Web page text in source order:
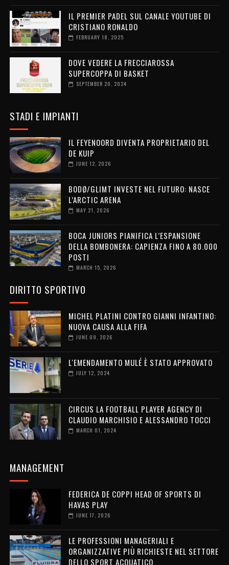
IL PREMIER PADEL SUL CANALE YOUTUBE DI
CRISTIANO RONALDO
FEBRUARY 18, 2025
DOVE VEDERE LA FRECCIAROSSA
SUPERCOPPA DI BASKET
SEPTEMBER 20, 2024
STADI E IMPIANTI
IL FEYENOORD DIVENTA PROPRIETARIO DEL
DE KUIP
JUNE 12, 2026
BODØ/GLIMT INVESTE NEL FUTURO: NASCE
L’ARCTIC ARENA
MAY 21, 2026
BOCA JUNIORS PIANIFICA L’ESPANSIONE
DELLA BOMBONERA: CAPIENZA FINO A 80.000
POSTI
MARCH 15, 2026
DIRITTO SPORTIVO
MICHEL PLATINI CONTRO GIANNI INFANTINO:
NUOVA CAUSA ALLA FIFA
JUNE 09, 2026
L'EMENDAMENTO MULÉ È STATO APPROVATO
JULY 12, 2024
CIRCUS LA FOOTBALL PLAYER AGENCY DI
CLAUDIO MARCHISIO E ALESSANDRO TOCCI
MARCH 01, 2024
MANAGEMENT
FEDERICA DE COPPI HEAD OF SPORTS DI
HAVAS PLAY
JUNE 17, 2026
LE PROFESSIONI MANAGERIALI E
ORGANIZZATIVE PIÙ RICHIESTE NEL SETTORE
DELLO SPORT ACQUATICO